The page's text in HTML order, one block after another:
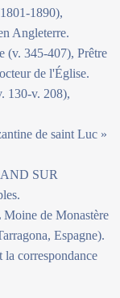
1890),
Angleterre.
(v. 345-407), Prêtre
de l'Église.
130-v. 208),
de saint Luc »
SUR
de Monastère
Espagne).
correspondance